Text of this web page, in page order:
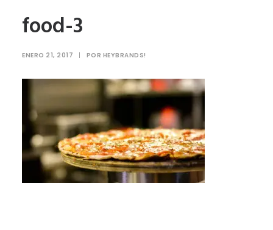
ESCRÍBENOS
food-3
ENERO 21, 2017 | POR HEYBRANDS!